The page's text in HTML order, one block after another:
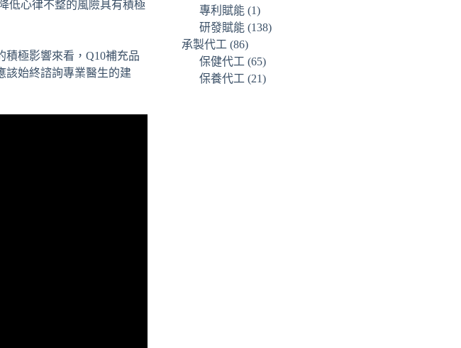
低心律不整的風險具有積極
極影響來看，Q10補充品
該始終諮詢專業醫生的建
專利賦能 (1)
研發賦能 (138)
承製代工 (86)
保健代工 (65)
保養代工 (21)